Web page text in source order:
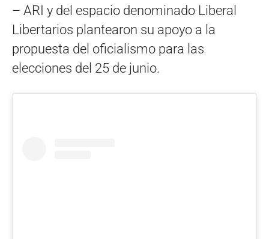
– ARI y del espacio denominado Liberal
Libertarios plantearon su apoyo a la
propuesta del oficialismo para las
elecciones del 25 de junio.